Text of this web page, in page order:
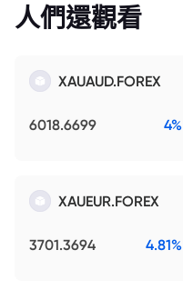
人們還觀看
XAUAUD.FOREX
6018.6699 4%
XAUEUR.FOREX
3701.3694 4.81%